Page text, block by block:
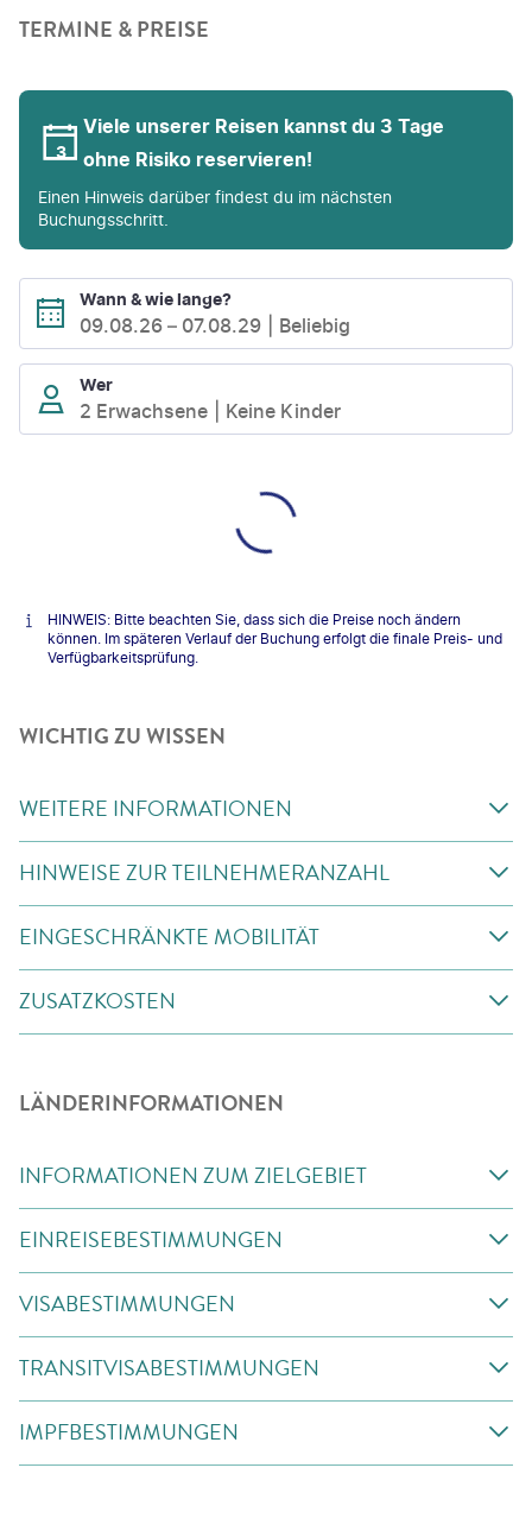
TERMINE & PREISE
Viele unserer Reisen kannst du 3 Tage
ohne Risiko reservieren!
Einen Hinweis darüber findest du im nächsten
Buchungsschritt.
Wann & wie lange?
09.08.26 – 07.08.29 Beliebig
Wer
2 Erwachsene Keine Kinder
HINWEIS: Bitte beachten Sie, dass sich die Preise noch ändern
können. Im späteren Verlauf der Buchung erfolgt die finale Preis- und
Verfügbarkeitsprüfung.
WICHTIG ZU WISSEN
WEITERE INFORMATIONEN
HINWEISE ZUR TEILNEHMERANZAHL
EINGESCHRÄNKTE MOBILITÄT
ZUSATZKOSTEN
LÄNDERINFORMATIONEN
INFORMATIONEN ZUM ZIELGEBIET
EINREISEBESTIMMUNGEN
VISABESTIMMUNGEN
TRANSITVISABESTIMMUNGEN
IMPFBESTIMMUNGEN